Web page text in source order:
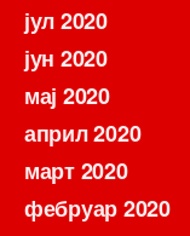
јул 2020
јун 2020
мај 2020
април 2020
март 2020
фебруар 2020